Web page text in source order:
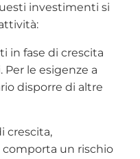
investimenti si
in fase di crescita
le esigenze a
disporre di altre
crescita,
un rischio